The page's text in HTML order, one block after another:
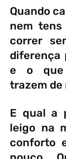
Quando
nem tens
correr
diferença
e o que
trazem de
E qual a
leigo na
conforto